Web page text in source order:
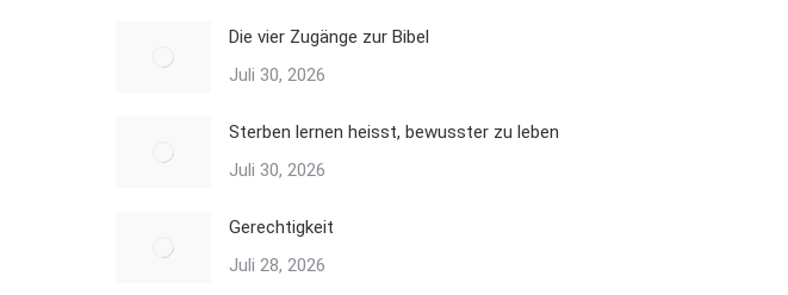
Die vier Zugänge zur Bibel
Juli 30, 2026
Sterben lernen heisst, bewusster zu leben
Juli 30, 2026
Gerechtigkeit
Juli 28, 2026